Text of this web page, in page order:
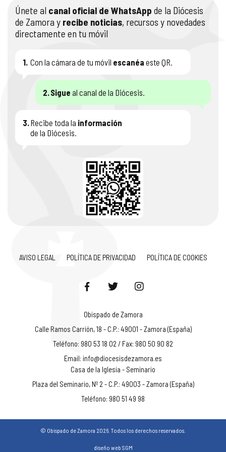
Únete al canal oficial de WhatsApp de la Diócesis
de Zamora y recibe noticias, recursos y novedades
directamente en tu móvil
1. Con la cámara de tu móvil escanéa este QR.
2.Sigue al canal de la Diócesis.
3.Recibe toda la información
de la Diócesis.
AVISO LEGAL POLÍTICA DE PRIVACIDAD POLÍTICA DE COOKIES
Obispado de Zamora
Calle Ramos Carrión, 18 - C.P.: 49001 - Zamora (España)
Teléfono: 980 53 18 02 / Fax: 980 50 90 82
Email: info@diocesisdezamora.es
Casa de la Iglesia - Seminario
Plaza del Seminario, Nº 2 - C.P.: 49003 - Zamora (España)
Teléfono: 980 51 49 98
© Obispado de Zamora 2026. Todos los derechos reservados.
diseño web SGM
COMPLIANCE
RENDICIÓN CUENTAS ENTIDADES RELIGIOSAS
PREGUNTAS FRECUENTES
PASTORAL SAMARITANA
VIDA CONSAGRADA
IMÁGENES